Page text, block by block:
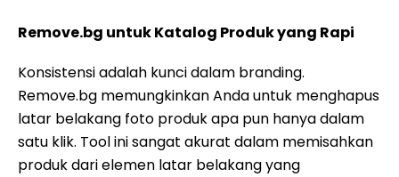
Remove.bg untuk Katalog Produk yang Rapi
Konsistensi adalah kunci dalam branding.
Remove.bg memungkinkan Anda untuk menghapus
latar belakang foto produk apa pun hanya dalam
satu klik. Tool ini sangat akurat dalam memisahkan
produk dari elemen latar belakang yang